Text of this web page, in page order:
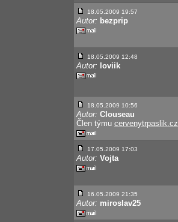
18.05.2009 19:57
Autor: bezprip
18.05.2009 12:48
Autor: loviik
18.05.2009 10:56
Autor: Clouseau
Člen týmu cervenytrpaslik.cz
17.05.2009 17:03
Autor: Vojta
16.05.2009 21:35
Autor: miroslav25